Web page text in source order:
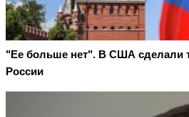
"Ее больше нет". В США сделали
России